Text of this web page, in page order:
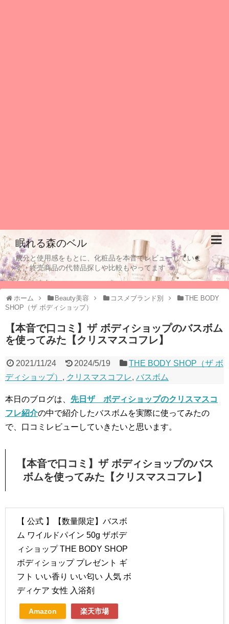
眠れる森のベル
成分と使用感をもとに、化粧品を本音でレビューしていま
す。終売商品の代替品探しや比較もやってます
ホーム Beauty美容 コスメブランド別
THE BODY
SHOP（ザ ボディショップ）
【本音で口コミ】ザ ボディショップのバスボム
を使ってみた【クリスマスコフレ】
2021/11/24 2024/5/19
THE BODY SHOP（ザ ボ
ディショップ） , クリスマスコフレ, バスボム
本日のブログは、 先日ザ ボディショップのクリスマスコ
フレ紹介の中で紹介したバスボムを実際に使ってみたの
で、口コミレビューしていきたいと思います。
【本音で口コミ】ザ ボディショップのバス
ボムを使ってみた【クリスマスコフレ】
【 公式 】【数量限定】バスボ
ム ワイルドパイン 50g ザボデ
ィショップ THE BODY SHOP
ボディショップ プレゼント ギ
フト いい香り いい匂い 人気 ボ
ディケア 女性 入浴剤
Amazon 楽天市場